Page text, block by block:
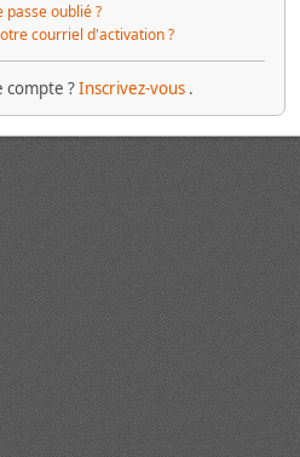
passe oublié ?
courriel d'activation ?
compte ?Inscrivez-vous .